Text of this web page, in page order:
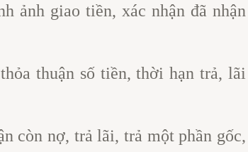
ảnh giao tiền, xác nhận đã nhận
thuận số tiền, thời hạn trả, lãi
còn nợ, trả lãi, trả một phần gốc,